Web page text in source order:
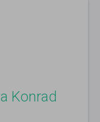
Konrad